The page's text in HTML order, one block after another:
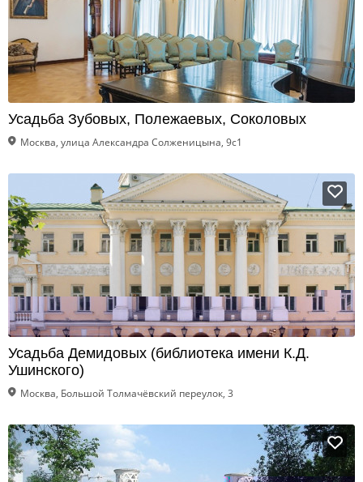
Усадьба Зубовых, Полежаевых, Соколовых
Москва, улица Александра Солженицына, 9с1
Усадьба Демидовых (библиотека имени К.Д.
Ушинского)
Москва, Большой Толмачёвский переулок, 3